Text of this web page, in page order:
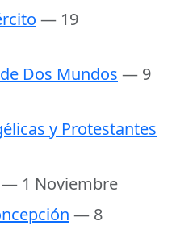
— 19
Dos Mundos — 9
y Protestantes
— 1 Noviembre
— 8